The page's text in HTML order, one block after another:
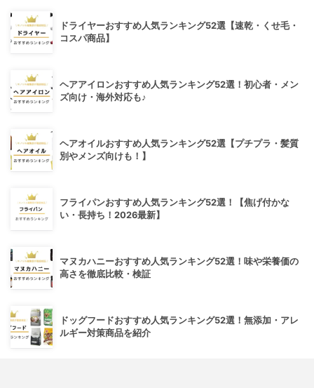
ドライヤーおすすめ人気ランキング52選【速乾・くせ毛・
コスパ商品】
ヘアアイロンおすすめ人気ランキング52選！初心者・メン
ズ向け・海外対応も♪
ヘアオイルおすすめ人気ランキング52選【プチプラ・髪質
別やメンズ向けも！】
フライパンおすすめ人気ランキング52選！【焦げ付かな
い・長持ち！2026最新】
マヌカハニーおすすめ人気ランキング52選！味や栄養価の
高さを徹底比較・検証
ドッグフードおすすめ人気ランキング52選！無添加・アレ
ルギー対策商品を紹介